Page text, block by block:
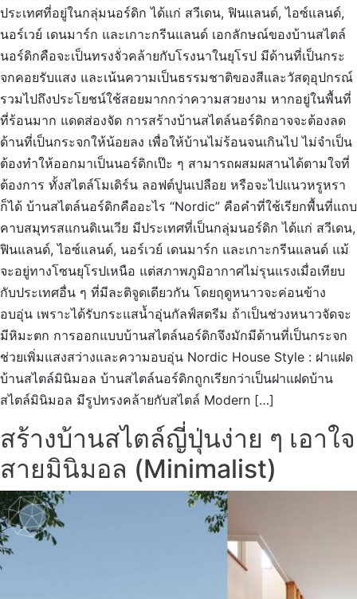
ประเทศที่อยู่ในกลุ่มนอร์ดิก ได้แก่ สวีเดน, ฟินแลนด์, ไอซ์แลนด์,
นอร์เวย์ เดนมาร์ก และเกาะกรีนแลนด์ เอกลักษณ์ของบ้านสไตล์
นอร์ดิกคือจะเป็นทรงจั่วคล้ายกับโรงนาในยุโรป มีด้านที่เป็นกระ
จกคอยรับแสง และเน้นความเป็นธรรมชาติของสีและวัสดุอุปกรณ์
รวมไปถึงประโยชน์ใช้สอยมากกว่าความสวยงาม หากอยู่ในพื้นที่
ที่ร้อนมาก แดดส่องจัด การสร้างบ้านสไตล์นอร์ดิกอาจจะต้องลด
ด้านที่เป็นกระจกให้น้อยลง เพื่อให้บ้านไม่ร้อนจนเกินไป ไม่จำเป็น
ต้องทำให้ออกมาเป็นนอร์ดิกเป๊ะ ๆ สามารถผสมผสานได้ตามใจที่
ต้องการ ทั้งสไตล์โมเดิร์น ลอฟต์ปูนเปลือย หรือจะไปแนวหรูหรา
ก็ได้ บ้านสไตล์นอร์ดิกคืออะไร “Nordic” คือคำที่ใช้เรียกพื้นที่แถบ
คาบสมุทรสแกนดิเนเวีย มีประเทศที่เป็นกลุ่มนอร์ดิก ได้แก่ สวีเดน,
ฟินแลนด์, ไอซ์แลนด์, นอร์เวย์ เดนมาร์ก และเกาะกรีนแลนด์ แม้
จะอยู่ทางโซนยุโรปเหนือ แต่สภาพภูมิอากาศไม่รุนแรงเมื่อเทียบ
กับประเทศอื่น ๆ ที่มีละติจูดเดียวกัน โดยฤดูหนาวจะค่อนข้าง
อบอุ่น เพราะได้รับกระแสน้ำอุ่นกัลฟ์สตรีม ถ้าเป็นช่วงหนาวจัดจะ
มีหิมะตก การออกแบบบ้านสไตล์นอร์ดิกจึงมักมีด้านที่เป็นกระจก
ช่วยเพิ่มแสงสว่างและความอบอุ่น Nordic House Style : ฝาแฝด
บ้านสไตล์มินิมอล บ้านสไตล์นอร์ดิกถูกเรียกว่าเป็นฝาแฝดบ้าน
สไตล์มินิมอล มีรูปทรงคล้ายกับสไตล์ Modern […]
สร้างบ้านสไตล์ญี่ปุ่นง่าย ๆ เอาใจ
สายมินิมอล (Minimalist)